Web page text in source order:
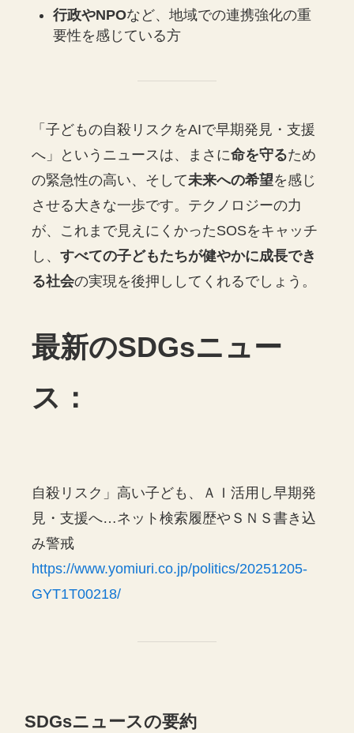
行政やNPOなど、地域での連携強化の重
要性を感じている方
「子どもの自殺リスクをAIで早期発見・支援
へ」というニュースは、まさに命を守るため
の緊急性の高い、そして未来への希望を感じ
させる大きな一歩です。テクノロジーの力
が、これまで見えにくかったSOSをキャッチ
し、すべての子どもたちが健やかに成長でき
る社会の実現を後押ししてくれるでしょう。
最新のSDGsニュー
ス：
自殺リスク」高い子ども、ＡＩ活用し早期発
見・支援へ…ネット検索履歴やＳＮＳ書き込
み警戒
https://www.yomiuri.co.jp/politics/20251205-
GYT1T00218/
SDGsニュースの要約